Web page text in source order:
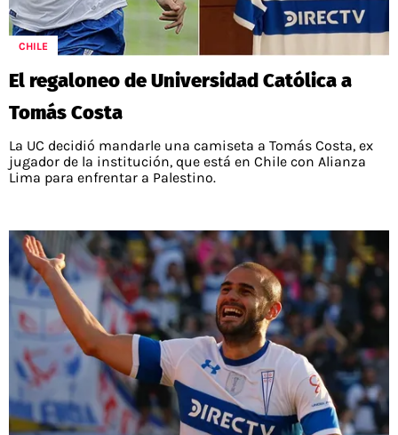
CHILE
El regaloneo de Universidad Católica a
Tomás Costa
La UC decidió mandarle una camiseta a Tomás Costa, ex
jugador de la institución, que está en Chile con Alianza
Lima para enfrentar a Palestino.